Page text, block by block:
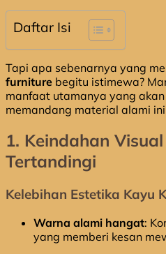
Daftar Isi
Tapi apa sebenarnya yang
furniture begitu istimewa?
manfaat utamanya yang
memandang material alami
1. Keindahan
Tertandingi
Kelebihan Estetika Kayu
Warna alami hangat:
yang memberi kesan